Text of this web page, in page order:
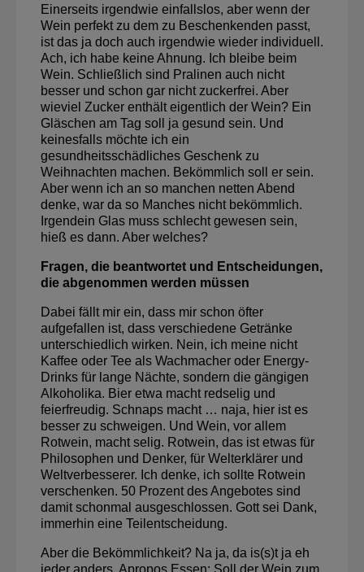
Einerseits irgendwie einfallslos, aber wenn der
Wein perfekt zu dem zu Beschenkenden passt,
ist das ja doch auch irgendwie wieder individuell.
Ach, ich habe keine Ahnung. Ich bleibe beim
Wein. Schließlich sind Pralinen auch nicht
besser und schon gar nicht zuckerfrei. Aber
wieviel Zucker enthält eigentlich der Wein? Ein
Gläschen am Tag soll ja gesund sein. Und
keinesfalls möchte ich ein
gesundheitsschädliches Geschenk zu
Weihnachten machen. Bekömmlich soll er sein.
Aber wenn ich an so manchen netten Abend
denke, war da so Manches nicht bekömmlich.
Irgendein Glas muss schlecht gewesen sein,
hieß es dann. Aber welches?
Fragen, die beantwortet und Entscheidungen,
die abgenommen werden müssen
Dabei fällt mir ein, dass mir schon öfter
aufgefallen ist, dass verschiedene Getränke
unterschiedlich wirken. Nein, ich meine nicht
Kaffee oder Tee als Wachmacher oder Energy-
Drinks für lange Nächte, sondern die gängigen
Alkoholika. Bier etwa macht redselig und
feierfreudig. Schnaps macht … naja, hier ist es
besser zu schweigen. Und Wein, vor allem
Rotwein, macht selig. Rotwein, das ist etwas für
Philosophen und Denker, für Welterklärer und
Weltverbesserer. Ich denke, ich sollte Rotwein
verschenken. 50 Prozent des Angebotes sind
damit schonmal ausgeschlossen. Gott sei Dank,
immerhin eine Teilentscheidung.
Aber die Bekömmlichkeit? Na ja, da is(s)t ja eh
jeder anders. Apropos Essen: Soll der Wein zum